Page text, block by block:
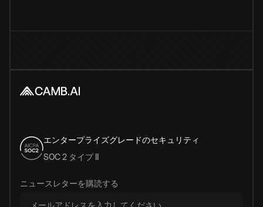
エンタープライズグレードのセキュリティ
SOC 2 タイプ II
ニュースレターを購読する